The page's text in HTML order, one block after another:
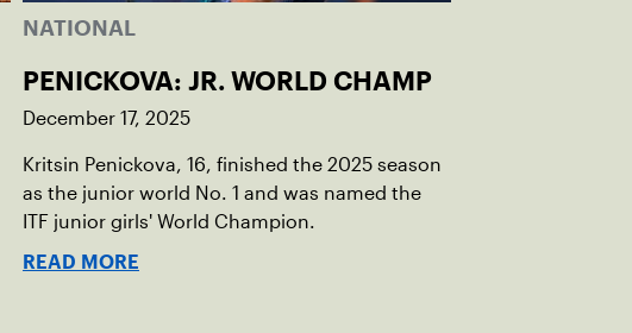
NATIONAL
PENICKOVA: JR. WORLD CHAMP
December 17, 2025
Kritsin Penickova, 16, finished the 2025 season
as the junior world No. 1 and was named the
ITF junior girls' World Champion.
READ MORE